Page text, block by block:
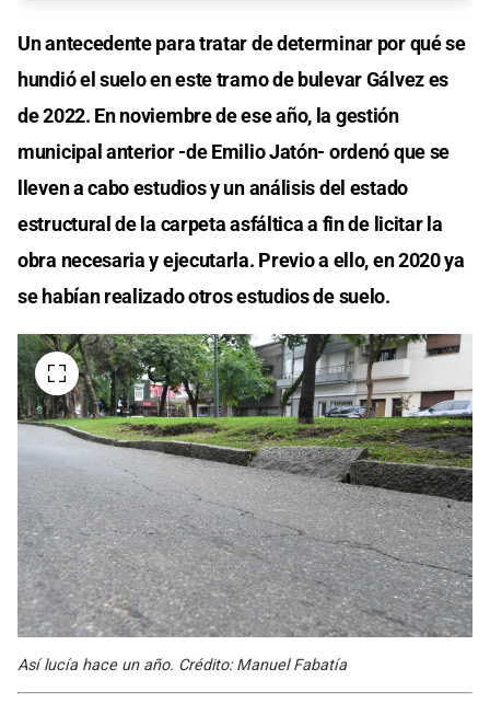
Un antecedente para tratar de determinar por qué se
hundió el suelo en este tramo de bulevar Gálvez es
de 2022. En noviembre de ese año, la gestión
municipal anterior -de Emilio Jatón- ordenó que se
lleven a cabo estudios y un análisis del estado
estructural de la carpeta asfáltica a fin de licitar la
obra necesaria y ejecutarla. Previo a ello, en 2020 ya
se habían realizado otros estudios de suelo.
Así lucía hace un año. Crédito: Manuel Fabatía